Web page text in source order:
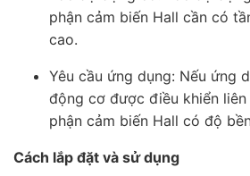
phận cảm biến Hall cần có
cao.
Yêu cầu ứng dụng: Nếu ứng
động cơ được điều khiển
phận cảm biến Hall có độ
Cách lắp đặt và sử dụng